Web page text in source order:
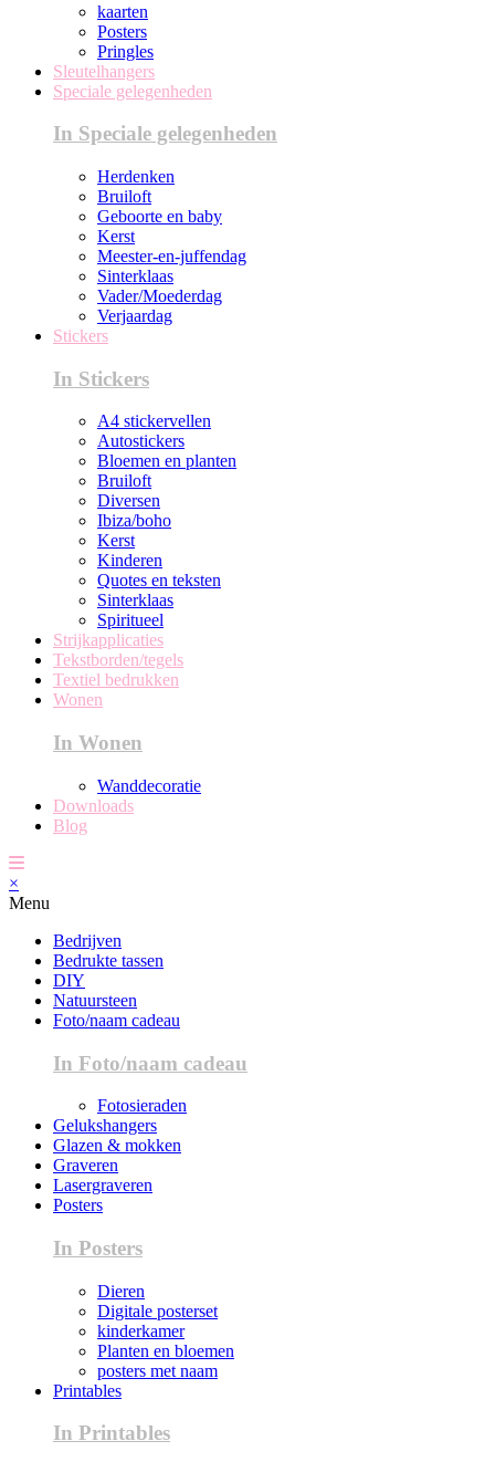
kaarten
Posters
Pringles
Sleutelhangers
Speciale gelegenheden
In Speciale gelegenheden
Herdenken
Bruiloft
Geboorte en baby
Kerst
Meester-en-juffendag
Sinterklaas
Vader/Moederdag
Verjaardag
Stickers
In Stickers
A4 stickervellen
Autostickers
Bloemen en planten
Bruiloft
Diversen
Ibiza/boho
Kerst
Kinderen
Quotes en teksten
Sinterklaas
Spiritueel
Strijkapplicaties
Tekstborden/tegels
Textiel bedrukken
Wonen
In Wonen
Wanddecoratie
Downloads
Blog
×
Menu
Bedrijven
Bedrukte tassen
DIY
Natuursteen
Foto/naam cadeau
In Foto/naam cadeau
Fotosieraden
Gelukshangers
Glazen & mokken
Graveren
Lasergraveren
Posters
In Posters
Dieren
Digitale posterset
kinderkamer
Planten en bloemen
posters met naam
Printables
In Printables